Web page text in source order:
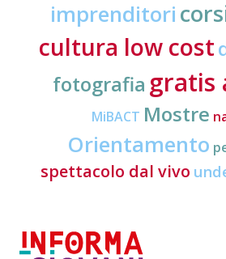
imprenditori
cultura low cost
fotografia gratis
MiBACT Mostre
Orientamento
spettacolo dal vivo